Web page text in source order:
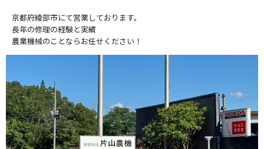
京都府綾部市にて営業しております。
長年の修理の経験と実績
農業機械のことならお任せください！